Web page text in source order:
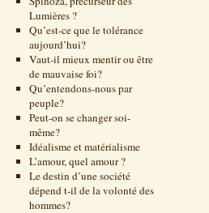
Lumières ?
Qu’est-ce que le tolérance
aujourd’hui?
Vaut-il mieux mentir ou être
de mauvaise foi?
Qu’entendons-nous par
peuple?
Peut-on se changer soi-
même?
Idéalisme et matérialisme
L’amour, quel amour ?
Le destin d’une société
dépend t-il de la volonté des
hommes?